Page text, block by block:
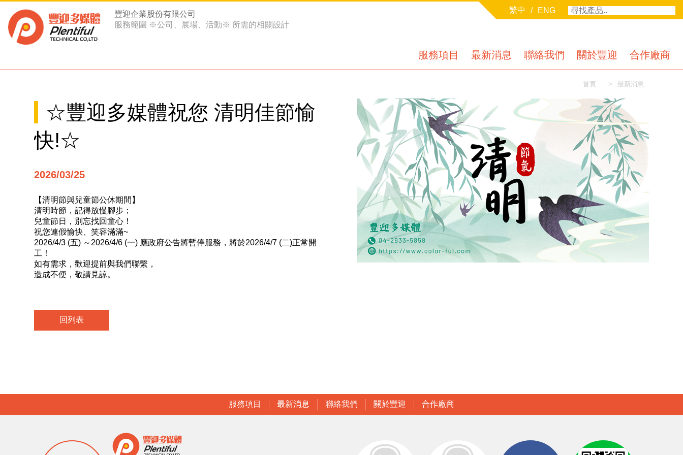
繁中 / ENG
豐迎企業股份有限公司
服務範圍 ※公司、展場、活動※ 所需的相關設計
服務項目 最新消息 聯絡我們 關於豐迎 合作廠商
首頁 最新消息
☆豐迎多媒體祝您 清明佳節愉
快!☆
2026/03/25
【清明節與兒童節公休期間】
清明時節，記得放慢腳步；
兒童節日，別忘找回童心！
祝您連假愉快、笑容滿滿~
2026/4/3 (五) ～2026/4/6 (一) 應政府公告將暫停服務，將於2026/4/7 (二)正常開
工！
如有需求，歡迎提前與我們聯繫，
造成不便，敬請見諒。
回列表
服務項目 最新消息 聯絡我們 關於豐迎 合作廠商